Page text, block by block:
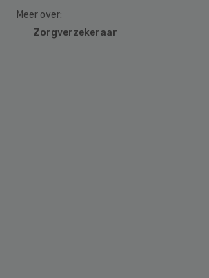
Meer over:
Zorgverzekeraar